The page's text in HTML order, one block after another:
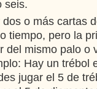
seis.
o más cartas
tiempo, pero la
del mismo palo o
Hay un trébol
jugar el 5 de